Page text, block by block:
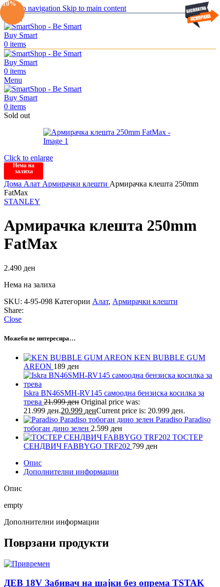
Skip to navigation Skip to main content
0 items
0 items
Menu
0 items
Sold out
Click to enlarge
Нема на
залиха
Дома Алат Армирачки клешти Армирачка клешта 250mm
FatMax
STANLEY
Армирачка клешта 250mm
FatMax
2.490 ден
Нема на залиха
SKU: 4-95-098 Категории Алат, Армирачки клешти
Share:
Close
Можеби ве интересира…
KEN BUBBLE GUM
AREON 189 ден
Iskra BN46SMH-RV145 самоодна бензиска косилка за
трева 21.999ден Original price was:
21.999 ден.20.999 денCurrent price is: 20.999 ден.
Paradiso Paradiso
тобоган дино зелен 2.599 ден
ТОСТЕР
СЕНДВИЧ FABBYGO TRF202 799 ден
Опис
Дополнителни информации
Опис
empty
Дополнителни информации
Поврзани продукти
-10%
ДЕВ 18V Забивач на шајки без опрема TSTAK